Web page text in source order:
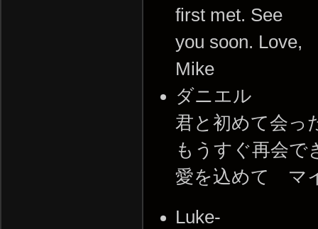
first met. See
you soon. Love,
Mike
ダニエル
君と初めて会っ
もうすぐ再会で
愛を込めて マ
Luke-